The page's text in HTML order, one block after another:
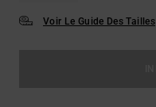
Voir Le Guide Des Tailles